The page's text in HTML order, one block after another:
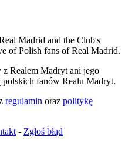
Madrid and the Club's
of Polish fans of Real Madrid.
Realem Madryt ani jego
polskich fanów Realu Madryt.
regulamin oraz politykę
- Zgłoś błąd